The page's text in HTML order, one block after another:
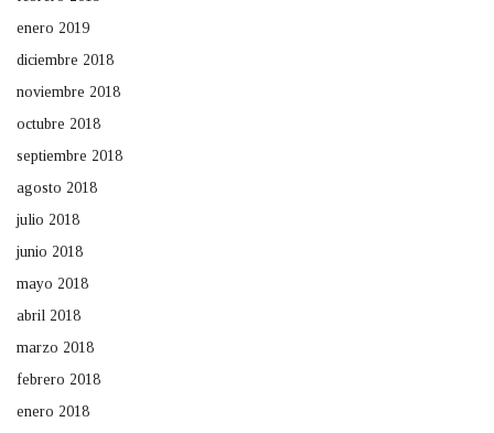
enero 2019
diciembre 2018
noviembre 2018
octubre 2018
septiembre 2018
agosto 2018
julio 2018
junio 2018
mayo 2018
abril 2018
marzo 2018
febrero 2018
enero 2018